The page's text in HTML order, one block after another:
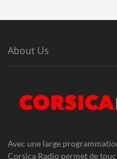
About Us
Avec une large
Corsica Radio permet de